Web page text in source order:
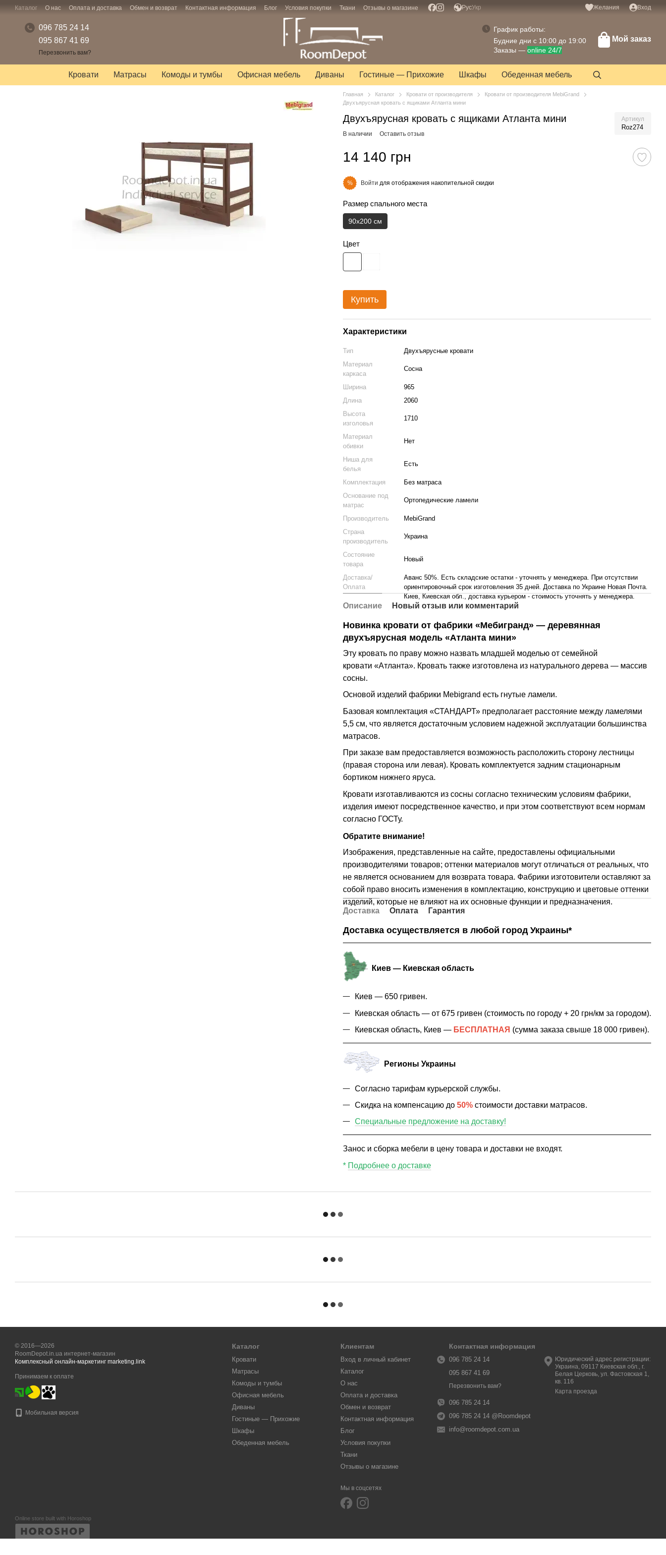
Перейти к основному контенту
Каталог О нас Оплата и доставка Обмен и возврат Контактная информация Блог Условия покупки Ткани Отзывы о магазине РусУкр Желания Вход
096 785 24 14
095 867 41 69
Перезвонить вам?
График работы:
Будние дни с 10:00 до 19:00
Заказы — online 24/7
Мой заказ
Кровати Матрасы Комоды и тумбы Офисная мебель Диваны Гостиные — Прихожие Шкафы Обеденная мебель
Главная Каталог Кровати от производителя
Кровати от производителя MebiGrand
Двухъярусная кровать с ящиками Атланта мини
Двухъярусная кровать с ящиками Атланта мини Артикул
Roz274
В наличии Оставить отзыв
14 140 грн
% Войти для отображения накопительной скидки
Размер спального места
90х200 см
Цвет
Купить
Характеристики
Тип
Двухъярусные кровати
Материал
каркаса
Сосна
Ширина
965
Длина
2060
Высота
изголовья
1710
Материал
обивки
Нет
Ниша для
белья
Есть
Комплектация
Без матраса
Основание под
матрас
Ортопедические ламели
Производитель
MebiGrand
Страна
производитель
Украина
Состояние
товара
Новый
Доставка/
Оплата
Аванс 50%. Есть складские остатки - уточнять у менеджера. При отсутствии
ориентировочный срок изготовления 35 дней. Доставка по Украине Новая Почта.
Киев, Киевская обл., доставка курьером - стоимость уточнять у менеджера.
Описание Новый отзыв или комментарий
Новинка кровати от фабрики «Мебигранд» — деревянная
двухъярусная модель «Атланта мини»
Эту кровать по праву можно назвать младшей моделью от семейной
кровати «Атланта». Кровать также изготовлена из натурального дерева — массив
сосны.
Основой изделий фабрики Mebigrand есть гнутые ламели.
Базовая комплектация «СТАНДАРТ» предполагает расстояние между ламелями
5,5 см, что является достаточным условием надежной эксплуатации большинства
матрасов.
При заказе вам предоставляется возможность расположить сторону лестницы
(правая сторона или левая). Кровать комплектуется задним стационарным
бортиком нижнего яруса.
Кровати изготавливаются из сосны согласно техническим условиям фабрики,
изделия имеют посредственное качество, и при этом соответствуют всем нормам
согласно ГОСТу.
Обратите внимание!
Изображения, представленные на сайте, предоставлены официальными
производителями товаров; оттенки материалов могут отличаться от реальных, что
не является основанием для возврата товара. Фабрики изготовители оставляют за
собой право вносить изменения в комплектацию, конструкцию и цветовые оттенки
изделий, которые не влияют на их основные функции и предназначения.
Доставка
Оплата Гарантия
Доставка осуществляется в любой город Украины*
Киев — Киевская область
Киев — 650 гривен.
Киевская область — от 675 гривен (стоимость по городу + 20 грн/км за городом).
Киевская область, Киев — БЕСПЛАТНАЯ (сумма заказа свыше 18 000 гривен).
Регионы Украины
Согласно тарифам курьерской службы.
Скидка на компенсацию до 50% стоимости доставки матрасов.
Специальные предложение на доставку!
Занос и сборка мебели в цену товара и доставки не входят.
* Подробнее о доставке
© 2016—2026
RoomDepot.in.ua интернет-магазин
Комплексный онлайн-маркетинг marketing.link
Принимаем к оплате
Мобильная версия
Online store built with Horoshop
Каталог
Кровати
Матрасы
Комоды и тумбы
Офисная мебель
Диваны
Гостиные — Прихожие
Шкафы
Обеденная мебель
Клиентам
Вход в личный кабинет
Каталог
О нас
Оплата и доставка
Обмен и возврат
Контактная информация
Блог
Условия покупки
Ткани
Отзывы о магазине
Мы в соцсетях
Контактная информация
096 785 24 14
095 867 41 69
Перезвонить вам?
096 785 24 14
096 785 24 14 @Roomdepot
info@roomdepot.com.ua
Юридический адрес регистрации:
Украина, 09117 Киевская обл., г.
Белая Церковь, ул. Фастовская 1,
кв. 116
Карта проезда